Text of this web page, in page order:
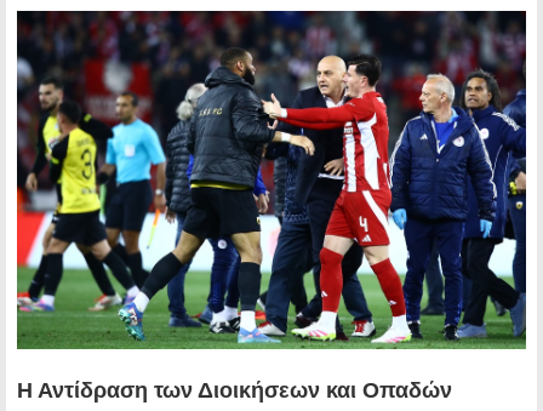
Η Αντίδραση των Διοικήσεων και Οπαδών